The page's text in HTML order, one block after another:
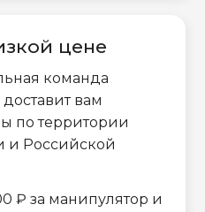
цене
команда
вам
по территории
и Российской
₽ за манипулятор и